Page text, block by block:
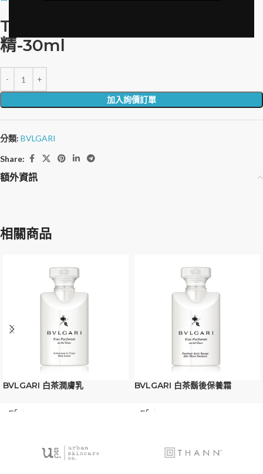
The Purifying Body Care 洗髮
精-30ml
加入詢價訂單
分類: BVLGARI
Share:
額外資訊
相關商品
BVLGARI 白茶潤膚乳 BVLGARI 白茶鬍後保養霜